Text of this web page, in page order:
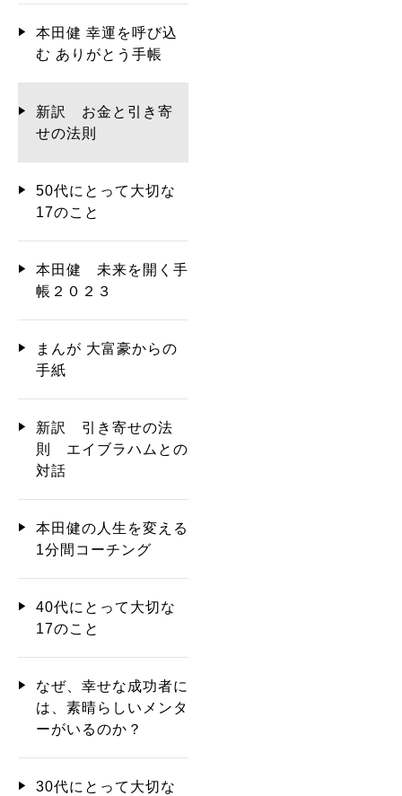
本田健 幸運を呼び込
む ありがとう手帳
新訳 お金と引き寄
せの法則
50代にとって大切な
17のこと
本田健 未来を開く手
帳２０２３
まんが 大富豪からの
手紙
新訳 引き寄せの法
則 エイブラハムとの
対話
本田健の人生を変える
1分間コーチング
40代にとって大切な
17のこと
なぜ、幸せな成功者に
は、素晴らしいメンタ
ーがいるのか？
30代にとって大切な